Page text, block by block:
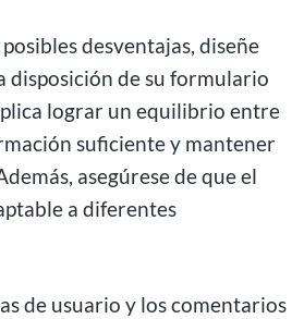
desventajas, diseñe
disposición de su formulario
lograr un equilibrio entre
suficiente y mantener
asegúrese de que el
a diferentes
de usuario y los comentarios